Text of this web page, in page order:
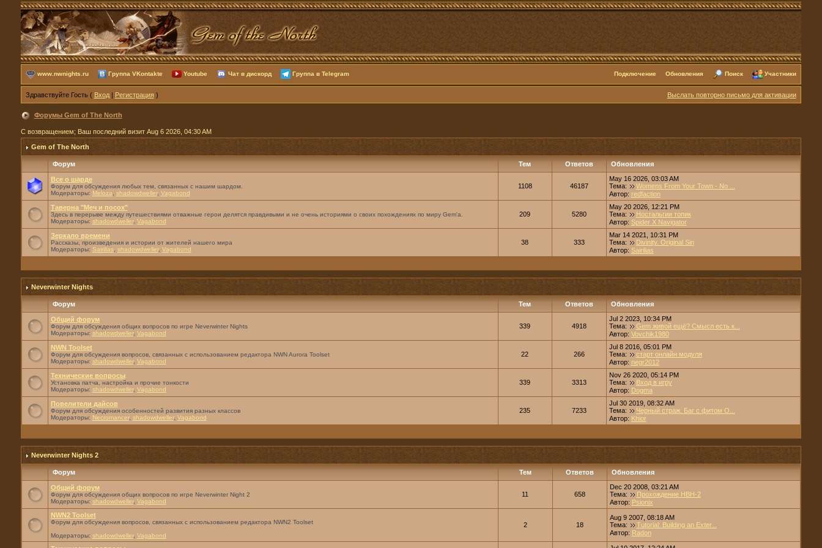
www.nwnights.ru Группа VKontakte Youtube Чат в дискорд Группа в Telegram Подключение Обновления Поиск Участники
Здравствуйте Гость ( Вход| Регистрация) Выслать повторно письмо для активации
Форумы Gem of The North
С возвращением; Ваш последний визит Aug 6 2026, 04:30 AM
Gem of The North
Форум Тем Ответов Обновления
Все о шарде
Форум для обсуждения любых тем, связанных с нашим шардом.
Модераторы: Meloza shadowdweller, Vagabond
1108 46187
May 16 2026, 03:03 AM
Тема:
Womens From Your Town - No ...
Автор: redfaction
Таверна "Меч и посох"
Здесь в перерыве между путешествиями отважные герои делятся правдивыми и не очень историями о своих похождениях по миру Gem'а.
Модераторы: shadowdweller, Vagabond
209 5280
May 20 2026, 12:21 PM
Тема:
Ностальгии топик
Автор: Spider X Navigator
Зеркало времени
Рассказы, произведения и истории от жителей нашего мира
Модераторы: Sairilias, shadowdweller, Vagabond
38 333
Mar 14 2021, 10:31 PM
Тема:
Divinity. Original Sin
Автор: Sairilias
Neverwinter Nights
Форум Тем Ответов Обновления
Общий форум
Форум для обсуждения общих вопросов по игре Neverwinter Nights
Модераторы: shadowdweller, Vagabond
339 4918
Jul 2 2023, 10:34 PM
Тема:
Gem живой ещё? Смысл есть к...
Автор: Vovchik1980
NWN Toolset
Форум для обсуждения вопросов, связанных с использованием редактора NWN Aurora Toolset
Модераторы: shadowdweller, Vagabond
22 266
Jul 8 2016, 05:01 PM
Тема:
старт онлайн модуля
Автор: negr2012
Технические вопросы
Установка патча, настройка и прочие тонкости
Модераторы: shadowdweller, Vagabond
339 3313
Nov 26 2020, 05:14 PM
Тема:
Вход в игру
Автор: Dogma
Повелители дайсов
Форум для обсуждения особенностей развития разных классов
Модераторы: Necromancer, shadowdweller, Vagabond
235 7233
Jul 30 2019, 08:32 AM
Тема:
Черный страж. Баг с фитом О...
Автор: Khior
Neverwinter Nights 2
Форум Тем Ответов Обновления
Общий форум
Форум для обсуждения общих вопросов по игре Neverwinter Night 2
Модераторы: shadowdweller, Vagabond
11 658
Dec 20 2008, 03:21 AM
Тема:
Прохождение НВН-2
Автор: Psionix
NWN2 Toolset
Форум для обсуждения вопросов, связанных с использованием редактора NWN2 Toolset
Модераторы: shadowdweller, Vagabond
2 18
Aug 9 2007, 08:18 AM
Тема:
Tutorial: Building an Exter...
Автор: Radon